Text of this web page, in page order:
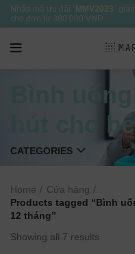
Nhập mã ưu đãi " MMV2023 "
cho đơn từ 380.000 VNĐ
Bình
hút cho
CATEGORIES
Home
Cửa hàng
Products tagged “Bình
12 tháng”
Showing all 7 results